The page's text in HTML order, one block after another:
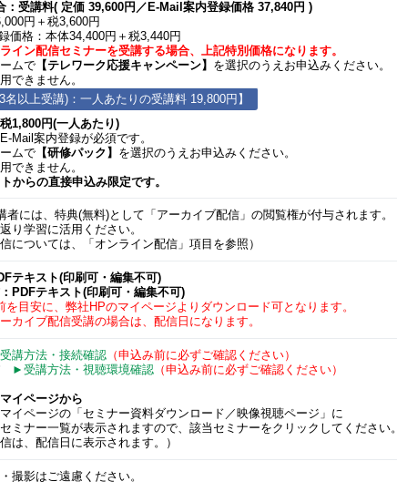
：受講料( 定価 39,600円／E-Mail案内登録価格 37,840円 )
円＋税3,600円
価格：本体34,400円＋税3,440円
イン配信セミナーを受講する場合、上記特別価格になります。
ムで【テレワーク応援キャンペーン】
を選択のうえお申込みください。
できません。
名以上受講)：一人あたりの受講料 19,800円】
1,800円(一人あたり)
Mail案内登録が必須です。
ムで【研修パック】
を選択のうえお申込みください。
できません。
からの直接申込み限定です。
者には、特典(無料)として「アーカイブ配信」の閲覧権が付与されます。
り学習に活用ください。
については、「オンライン配信」項目を参照）
テキスト(印刷可・編集不可)
PDFテキスト(印刷可・編集不可)
安に、弊社HPのマイページよりダウンロード可となります。
ブ配信受講の場合は、配信日になります。
講方法・接続確認（申込み前に必ずご確認ください）
►受講方法・視聴環境確認（申込み前に必ずご確認ください）
イページから
イページの「セミナー資料ダウンロード／映像視聴ページ」に
ミナー一覧が表示されますので、該当セミナーをクリックしてください。
は、配信日に表示されます。）
撮影はご遠慮ください。